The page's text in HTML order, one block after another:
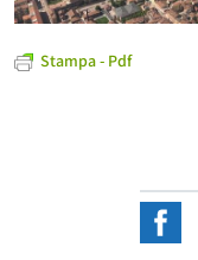
Stampa - Pdf